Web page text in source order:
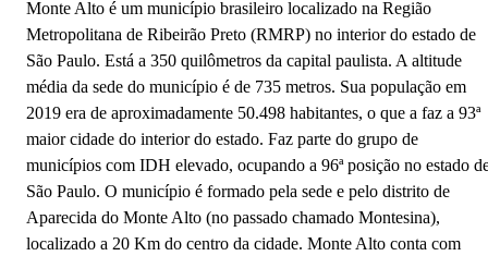
Monte Alto é um município brasileiro localizado na Região
Metropolitana de Ribeirão Preto (RMRP) no interior do estado de
São Paulo. Está a 350 quilômetros da capital paulista. A altitude
média da sede do município é de 735 metros. Sua população em
2019 era de aproximadamente 50.498 habitantes, o que a faz a 93ª
maior cidade do interior do estado. Faz parte do grupo de
municípios com IDH elevado, ocupando a 96ª posição no estado
São Paulo. O município é formado pela sede e pelo distrito de
Aparecida do Monte Alto (no passado chamado Montesina),
localizado a 20 Km do centro da cidade. Monte Alto conta com